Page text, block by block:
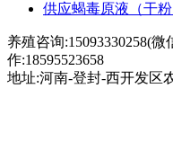
供应蝎毒原液（干粉
养殖咨询:15093330258(
作:18595523658
地址:河南-登封-西开发区